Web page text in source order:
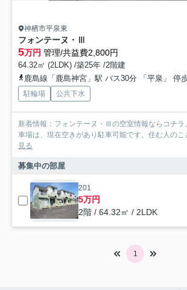
神栖市平泉東
フォンテーヌ・Ⅲ
5万円 管理/共益費2,800円
64.32㎡ (2LDK) /築25年 /2階建
鹿島線「鹿島神宮」駅 バス30分 「平泉」 停
駐輪場 公共下水
新着情報：フォンテーヌ・Ⅲの空室情報ならコチラ
車場は、現在空きがあり駐車可能です。住む人のこ
見る
募集中の部屋
201
5万円
2階 / 64.32㎡ / 2LDK
1